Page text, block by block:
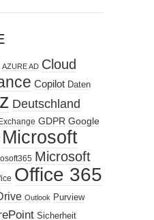
AZURE AD Cloud
Copilot Daten
Deutschland
Exchange GDPR Google
Microsoft
Microsoft
Office 365
Outlook Purview
Sicherheit